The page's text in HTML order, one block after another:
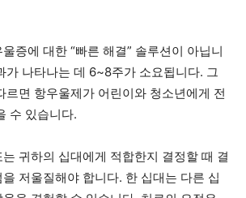
증에 대한 “빠른 해결” 솔루션이 아닙니
가 나타나는 데 6~8주가 소요됩니다. 그
르면 항우울제가 어린이와 청소년에게 전
수 있습니다.
귀하의 십대에게 적합한지 결정할 때 결
저울질해야 합니다. 한 십대는 다른 십